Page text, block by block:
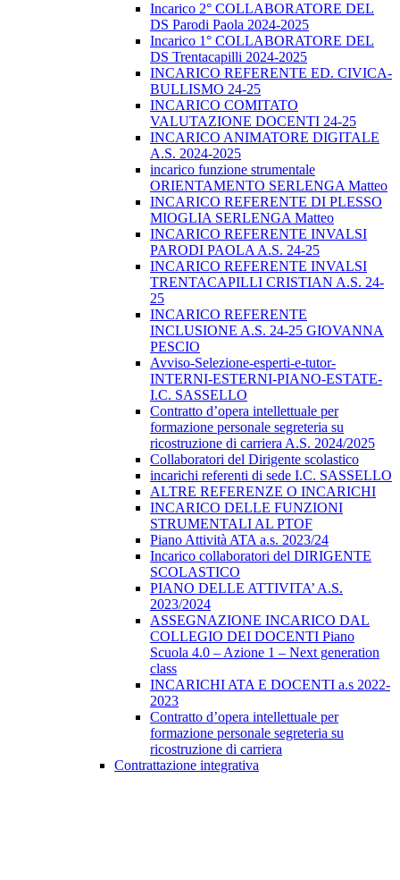
Incarico 2° COLLABORATORE DEL
DS Parodi Paola 2024-2025
Incarico 1° COLLABORATORE DEL
DS Trentacapilli 2024-2025
INCARICO REFERENTE ED. CIVICA-
BULLISMO 24-25
INCARICO COMITATO
VALUTAZIONE DOCENTI 24-25
INCARICO ANIMATORE DIGITALE
A.S. 2024-2025
incarico funzione strumentale
ORIENTAMENTO SERLENGA Matteo
INCARICO REFERENTE DI PLESSO
MIOGLIA SERLENGA Matteo
INCARICO REFERENTE INVALSI
PARODI PAOLA A.S. 24-25
INCARICO REFERENTE INVALSI
TRENTACAPILLI CRISTIAN A.S. 24-
25
INCARICO REFERENTE
INCLUSIONE A.S. 24-25 GIOVANNA
PESCIO
Avviso-Selezione-esperti-e-tutor-
INTERNI-ESTERNI-PIANO-ESTATE-
I.C. SASSELLO
Contratto d’opera intellettuale per
formazione personale segreteria su
ricostruzione di carriera A.S. 2024/2025
Collaboratori del Dirigente scolastico
incarichi referenti di sede I.C. SASSELLO
ALTRE REFERENZE O INCARICHI
INCARICO DELLE FUNZIONI
STRUMENTALI AL PTOF
Piano Attività ATA a.s. 2023/24
Incarico collaboratori del DIRIGENTE
SCOLASTICO
PIANO DELLE ATTIVITA’ A.S.
2023/2024
ASSEGNAZIONE INCARICO DAL
COLLEGIO DEI DOCENTI Piano
Scuola 4.0 – Azione 1 – Next generation
class
INCARICHI ATA E DOCENTI a.s 2022-
2023
Contratto d’opera intellettuale per
formazione personale segreteria su
ricostruzione di carriera
Contrattazione integrativa